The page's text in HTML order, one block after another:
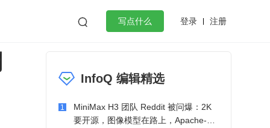
 写点什么 登录 注册
作
微服务架构 flutter
InfoQ 编辑精选
1
MiniMax H3 团队 Reddit 被问爆：2K
要开源，图像模型在路上，Apache-2.0